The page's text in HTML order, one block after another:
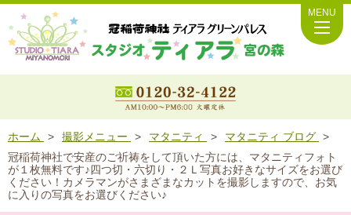
MENU
ホーム 撮影メニュー マタニティ
マタニティ ブログ
冠稲荷神社で安産のご祈祷をして頂いた方には、マタニティフォト
が１枚無料です♪四つ切・六切り・２Ｌ写真お好きなサイズをお選び
ください！カメラマンがさまざまなカットを撮影しますので、お気
に入りの写真をお選びください♪